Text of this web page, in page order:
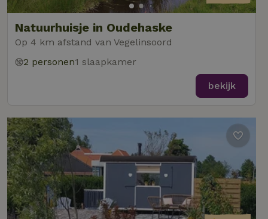
Natuurhuisje in Oudehaske
Op 4 km afstand van Vegelinsoord
2 personen1 slaapkamer
bekijk